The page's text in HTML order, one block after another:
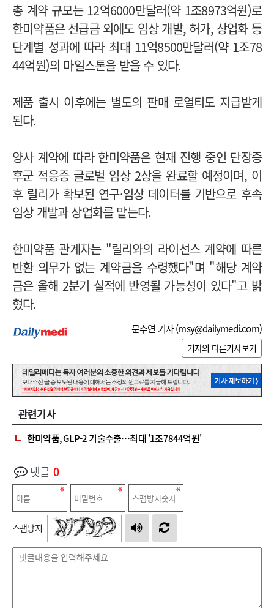
총 계약 규모는 12억6000만달러(약 1조8973억원)로
한미약품은 선급금 외에도 임상 개발, 허가, 상업화 등
단계별 성과에 따라 최대 11억8500만달러(약 1조78
44억원)의 마일스톤을 받을 수 있다.
제품 출시 이후에는 별도의 판매 로열티도 지급받게
된다.
양사 계약에 따라 한미약품은 현재 진행 중인 단장증
후군 적응증 글로벌 임상 2상을 완료할 예정이며, 이
후 릴리가 확보된 연구·임상 데이터를 기반으로 후속
임상 개발과 상업화를 맡는다.
한미약품 관계자는 "릴리와의 라이선스 계약에 따른
반환 의무가 없는 계약금을 수령했다"며 "해당 계약
금은 올해 2분기 실적에 반영될 가능성이 있다"고 밝
혔다.
문수연 기자 (msy@dailymedi.com)
기자의 다른기사보기
관련기사
한미약품, GLP-2 기술수출…최대 '1조7844억원'
댓글 0
스팸방지